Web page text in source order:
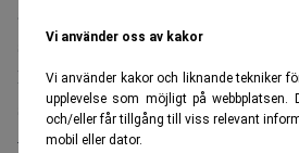
Vi använder oss av kakor
Vi använder kakor och liknande tekniker
upplevelse som möjligt på webbplatsen.
och/eller får tillgång till viss relevant
mobil eller dator.
att en särnotering skapar
större fokus på Solid Försäkrings
kommer gynna bolagets framtida
skriver bolaget i ett
–Vi är mycket stolta över den fina